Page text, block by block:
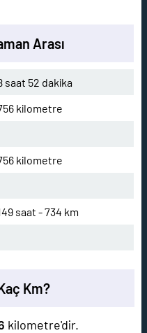
Arası
saat 52 dakika
kilometre
kilometre
saat - 734 km
Km?
kilometre'dir.